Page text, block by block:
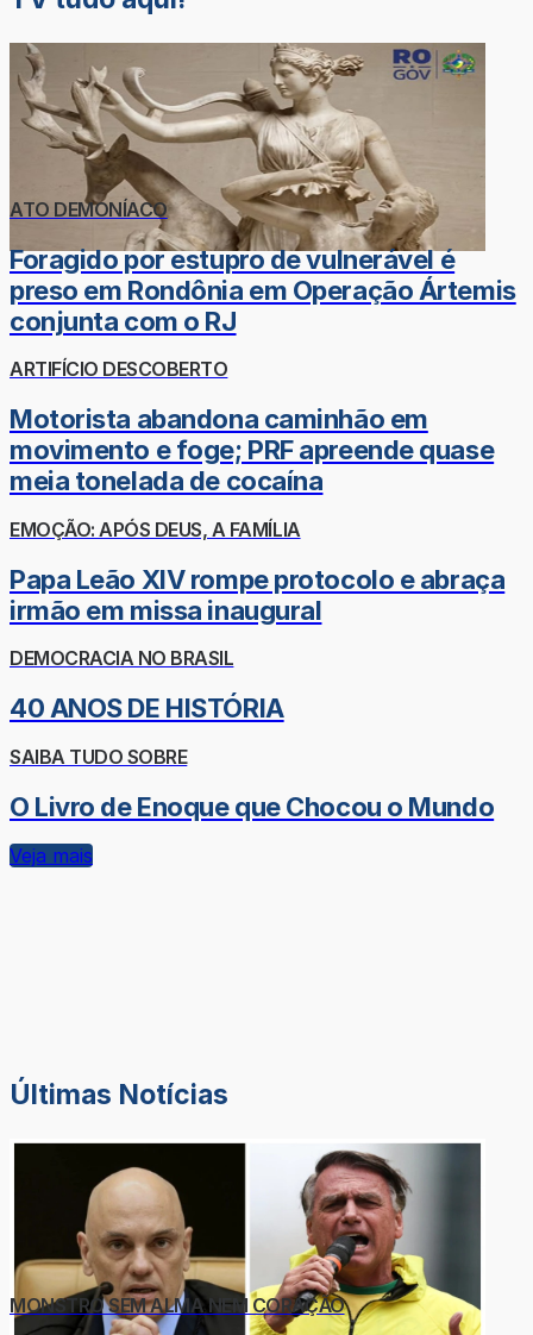
ATO DEMONÍACO
Foragido por estupro de vulnerável é
preso em Rondônia em Operação Ártemis
conjunta com o RJ
ARTIFÍCIO DESCOBERTO
Motorista abandona caminhão em
movimento e foge; PRF apreende quase
meia tonelada de cocaína
EMOÇÃO: APÓS DEUS, A FAMÍLIA
Papa Leão XIV rompe protocolo e abraça
irmão em missa inaugural
DEMOCRACIA NO BRASIL
40 ANOS DE HISTÓRIA
SAIBA TUDO SOBRE
O Livro de Enoque que Chocou o Mundo
Veja mais
Últimas Notícias
MONSTRO SEM ALMA NEM CORAÇÃO